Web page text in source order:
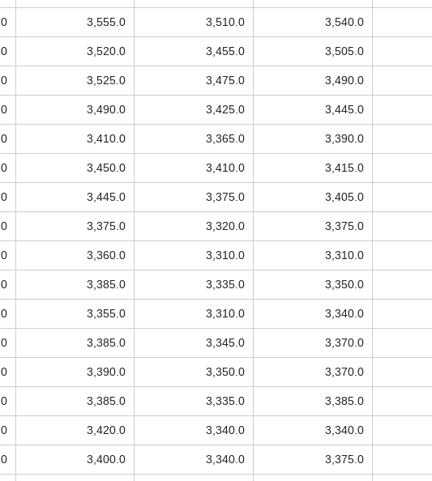
3,555.0 3,510.0 3,540.0
3,520.0 3,455.0 3,505.0
3,525.0 3,475.0 3,490.0
3,490.0 3,425.0 3,445.0
3,410.0 3,365.0 3,390.0
3,450.0 3,410.0 3,415.0
3,445.0 3,375.0 3,405.0
3,375.0 3,320.0 3,375.0
3,360.0 3,310.0 3,310.0
3,385.0 3,335.0 3,350.0
3,355.0 3,310.0 3,340.0
3,385.0 3,345.0 3,370.0
3,390.0 3,350.0 3,370.0
3,385.0 3,335.0 3,385.0
3,420.0 3,340.0 3,340.0
3,400.0 3,340.0 3,375.0